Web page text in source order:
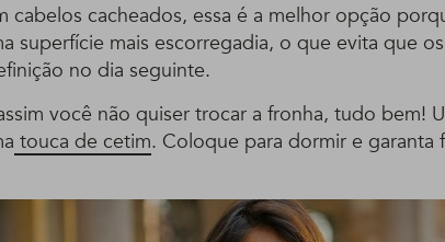
cabelos cacheados, essa é a melhor opção
superfície mais escorregadia, o que evita que
no dia seguinte.
você não quiser trocar a fronha, tudo bem!
touca de cetim. Coloque para dormir e garanta